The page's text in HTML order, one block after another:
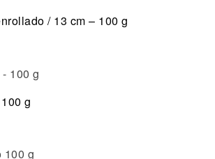
/ 13 cm – 100 g
g